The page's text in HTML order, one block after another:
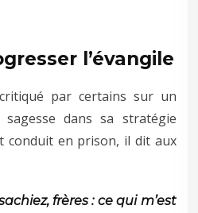
l’évangile
par certains sur un
dans sa stratégie
conduit en prison, il dit aux
frères : ce qui m’est